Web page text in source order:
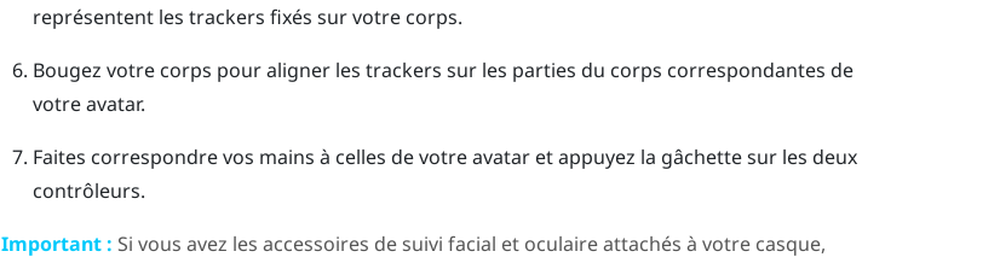
représentent les trackers fixés sur votre corps.
Bougez votre corps pour aligner les trackers sur les parties du corps correspondantes de
votre avatar.
Faites correspondre vos mains à celles de votre avatar et appuyez la gâchette sur les deux
contrôleurs.
Important : Si vous avez les accessoires de suivi facial et oculaire attachés à votre casque,